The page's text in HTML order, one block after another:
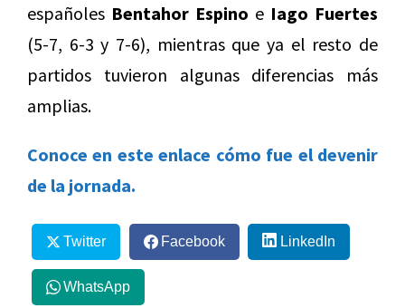
españoles Bentahor Espino e Iago Fuertes
(5-7, 6-3 y 7-6), mientras que ya el resto de
partidos tuvieron algunas diferencias más
amplias.
Conoce en este enlace cómo fue el devenir
de la jornada.
Twitter Facebook LinkedIn
WhatsApp